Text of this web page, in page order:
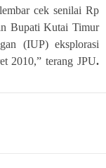
cek senilai Rp
Bupati Kutai Timur
(IUP) eksplorasi
2010,” terang JPU.